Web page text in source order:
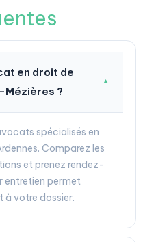
en droit de
Mézières ?
▼
spécialisés en
Comparez les
et prenez rendez-
entretien permet
à votre dossier.